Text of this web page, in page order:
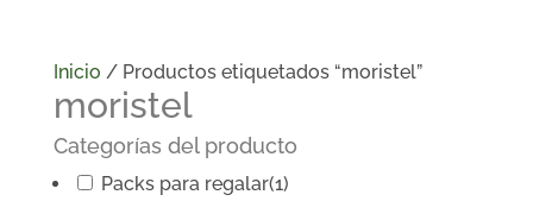
Inicio / Productos etiquetados “moristel”
moristel
Categorías del producto
Packs para regalar(1)